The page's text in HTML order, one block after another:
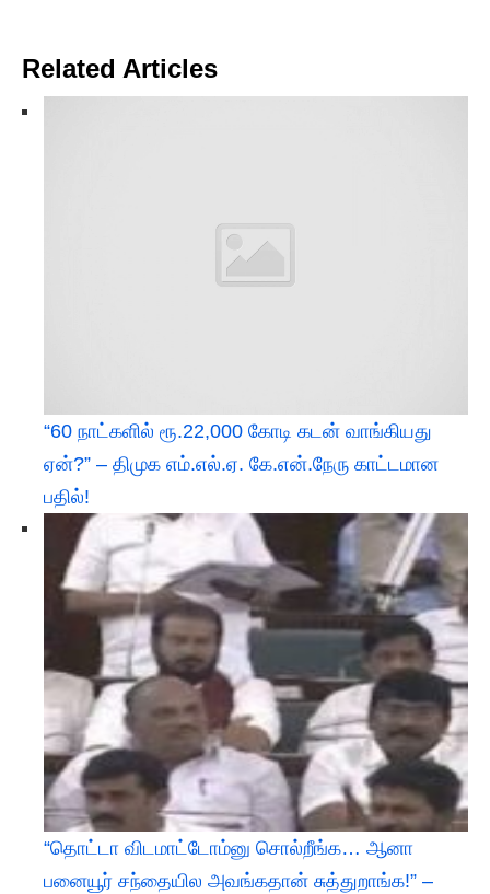
Related Articles
“60 நாட்களில் ரூ.22,000 கோடி கடன் வாங்கியது
ஏன்?” – திமுக எம்.எல்.ஏ. கே.என்.நேரு காட்டமான
பதில்!
“தொட்டா விடமாட்டோம்னு சொல்றீங்க… ஆனா
பனையூர் சந்தையில அவங்கதான் சுத்துறாங்க!” –